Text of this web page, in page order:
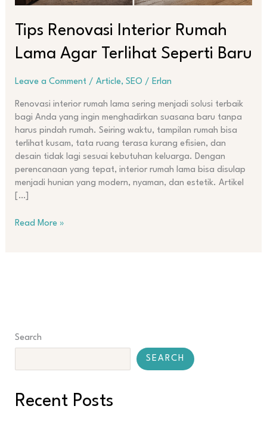
Tips Renovasi Interior Rumah
Lama Agar Terlihat Seperti Baru
Leave a Comment / Article, SEO / Erlan
Renovasi interior rumah lama sering menjadi solusi terbaik
bagi Anda yang ingin menghadirkan suasana baru tanpa
harus pindah rumah. Seiring waktu, tampilan rumah bisa
terlihat kusam, tata ruang terasa kurang efisien, dan
desain tidak lagi sesuai kebutuhan keluarga. Dengan
perencanaan yang tepat, interior rumah lama bisa disulap
menjadi hunian yang modern, nyaman, dan estetik. Artikel
[…]
Read More »
Search
SEARCH
Recent Posts